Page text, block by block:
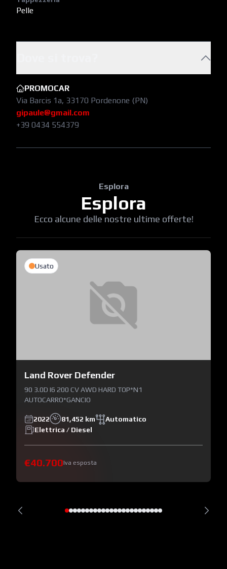
Pelle
PROMOCAR
Via Barcis 1a, 33170 Pordenone (PN)
gipaule@gmail.com
+39 0434 554379
Esplora
Esplora
Ecco alcune delle nostre ultime offerte!
Usato
Land Rover Defender
90 3.0D I6 200 CV AWD HARD TOP*N1
AUTOCARRO*GANCIO
2022 81,452 km
Automatico
Elettrica / Diesel
€40.700Iva esposta